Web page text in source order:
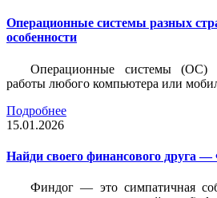
Операционные системы разных
особенности
Операционные системы (ОС)
работы любого компьютера или
Подробнее
15.01.2026
Найди своего финансового друга —
Финдог — это симпатичная